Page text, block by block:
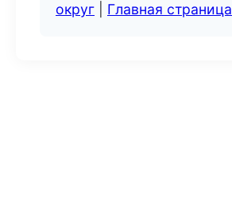
округ
Главная страница